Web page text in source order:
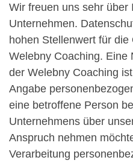
Wir freuen uns sehr über
Unternehmen.
hohen Stellenwert für
Welebny Coaching. Eine
der Welebny Coaching
Angabe
eine betroffene Person
Unternehmens über
Anspruch nehmen
Verarbeitung